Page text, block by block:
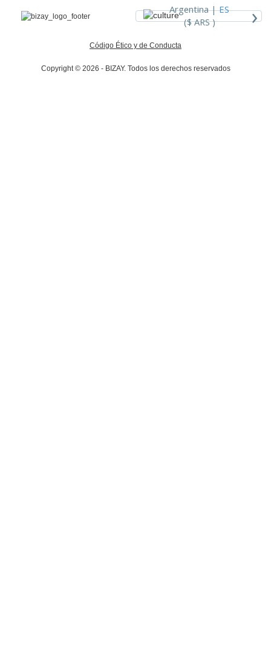
Argentina |ES
($ ARS )
›
Código Ético y de Conducta
Copyright © 2026 - BIZAY. Todos los derechos reservados